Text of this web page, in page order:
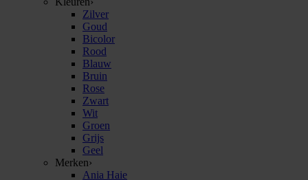
Zilver
Goud
Bicolor
Rood
Blauw
Bruin
Rose
Zwart
Wit
Groen
Grijs
Geel
Merken›
Ania Haie